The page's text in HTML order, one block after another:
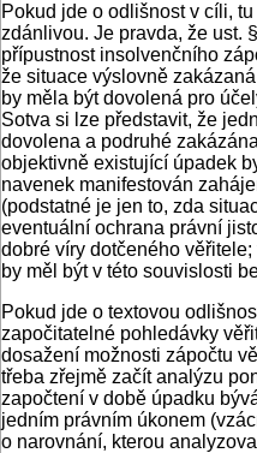
Pokud jde o odlišnost v cíli,
zdánlivou. Je pravda, že ust.
přípustnost insolvenčního
že situace výslovně
by měla být dovolená pro
Sotva si lze představit, že
dovolena a podruhé
objektivně existující úpadek
navenek manifestován
(podstatné je jen to, zda
eventuální ochrana právní
dobré víry dotčeného
by měl být v této souvislosti
Pokud jde o textovou
započitatelné pohledávky
dosažení možnosti zápočtu
třeba zřejmě začít analýzu
započtení v době úpadku
jedním právním úkonem
o narovnání, kterou